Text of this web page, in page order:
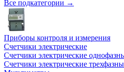
Все подкатегории →
Приборы контроля и измерения
Счетчики электрические
Счетчики электрические
Счетчики электрические